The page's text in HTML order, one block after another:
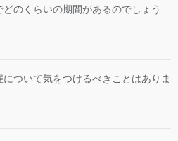
のくらいの期間があるのでしょう
ついて気をつけるべきことはありま